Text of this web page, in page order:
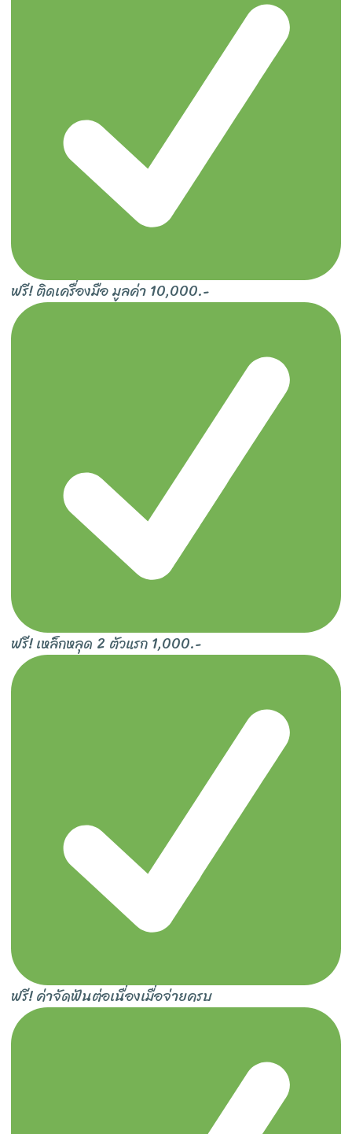
ฟรี! ติดเครื่องมือ มูลค่า 10,000.-
ฟรี! เหล็กหลุด 2 ตัวแรก 1,000.-
ฟรี! ค่าจัดฟันต่อเนื่องเมื่อจ่ายครบ